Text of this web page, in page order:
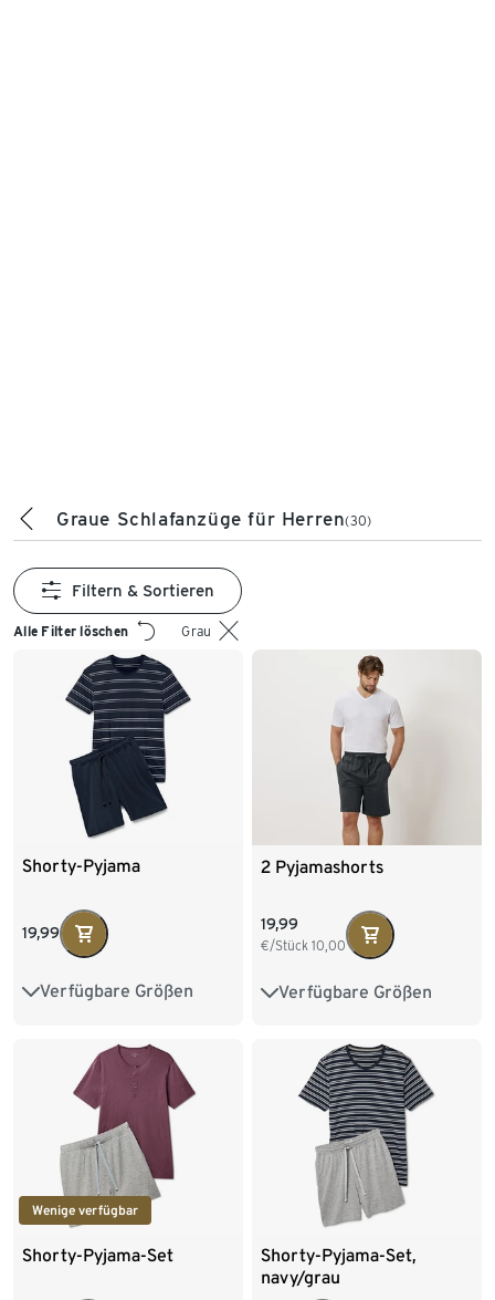
Graue Schlafanzüge für Herren(30)
Alle Filter löschen Grau
Filtern & Sortieren
Shorty-Pyjama
19,99
Verfügbare Größen
S 44/46 M 48/50
XL 56/58
XXL 60/62 3XL 64/66
4XL 68/70
2 Pyjamashorts
19,99
€/Stück 10,00
Verfügbare Größen
S 44/46 M 48/50
XL 56/58
XXL 60/62
Wenige verfügbar
Shorty-Pyjama-Set
Shorty-Pyjama-Set,
navy/grau